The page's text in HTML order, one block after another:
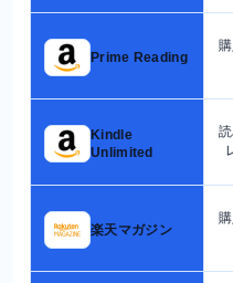
Prime Reading
Kindle
Unlimited
楽天マガジン